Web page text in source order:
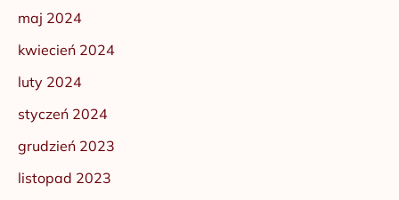
maj 2024
kwiecień 2024
luty 2024
styczeń 2024
grudzień 2023
listopad 2023